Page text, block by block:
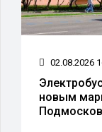
02.08.2026
новым